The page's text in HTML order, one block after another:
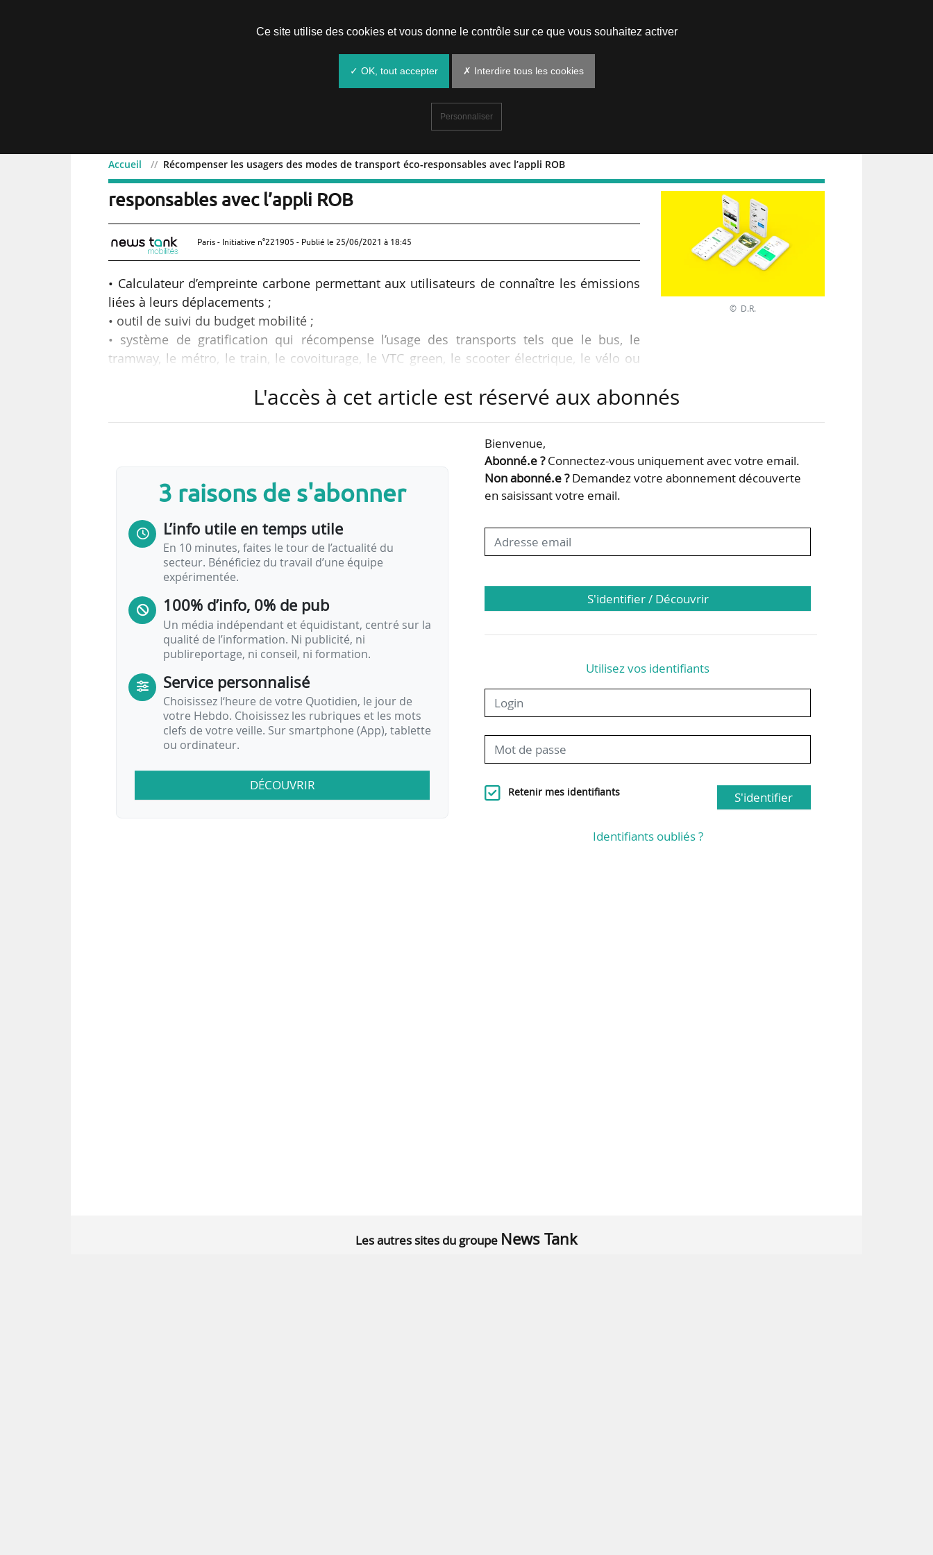
Accueil Récompenser les usagers des modes de transport éco-responsables avec l’appli ROB
Récompenser les usagers des modes de transport éco-
responsables avec l’appli ROB
Paris - Initiative n°221905 - Publié le 25/06/2021 à 18:45
• Calculateur d’empreinte carbone permettant aux utilisateurs de connaître les émissions
liées à leurs déplacements ;
• outil de suivi du budget mobilité ;
• système de gratification qui récompense l’usage des transports tels que le bus, le
tramway, le métro, le train, le covoiturage, le VTC green, le scooter électrique, le vélo ou
• partenariats avec OuiSNCF, Cityscoot, RATP, Marcel, Caocao Mobility, Lime, Tier Mobility,
telles sont les fonctionnalités de l’application ROB, annoncent ses concepteurs, Thibaut
Arnould et David Atlan, le 24/06/2021.
Cette application est capable de récompenser automatiquement l’usage de tous types de
transports en couplant une technologie d’identification…
© D.R.
L'accès à cet article est réservé aux abonnés
3 raisons de s'abonner
L’info utile en temps utile
En 10 minutes, faites le tour de l’actualité du
secteur. Bénéficiez du travail d’une équipe
expérimentée.
100% d’info, 0% de pub
Un média indépendant et équidistant, centré sur la
qualité de l’information. Ni publicité, ni
publireportage, ni conseil, ni formation.
Service personnalisé
Choisissez l‘heure de votre Quotidien, le jour de
votre Hebdo. Choisissez les rubriques et les mots
clefs de votre veille. Sur smartphone (App), tablette
ou ordinateur.
DÉCOUVRIR
Bienvenue,
Abonné.e ?Connectez-vous uniquement avec votre email.
Non abonné.e ?Demandez votre abonnement découverte
en saisissant votre email.
S'identifier / Découvrir
Utilisez vos identifiants
Retenir mes identifiants S'identifier
Identifiants oubliés ?
Les autres sites du groupe News Tank
Ce site utilise des cookies et vous donne le contrôle sur ce que vous souhaitez activer
✓ OK, tout accepter ✗ Interdire tous les cookies
Personnaliser